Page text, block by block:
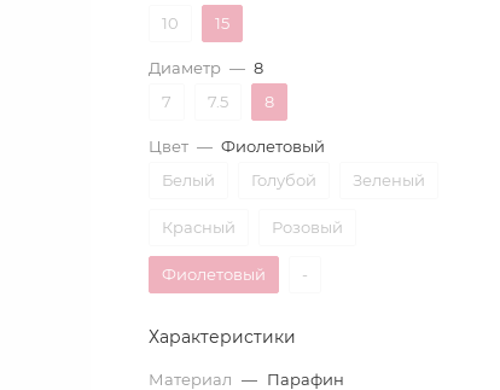
10
15
Диаметр — 8
7
7.5 8
Цвет — Фиолетовый
Белый
Голубой Зеленый
Красный Розовый
Фиолетовый -
Характеристики
Материал — Парафин